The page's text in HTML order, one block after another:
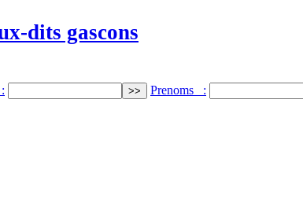
dits gascons
Prenoms :